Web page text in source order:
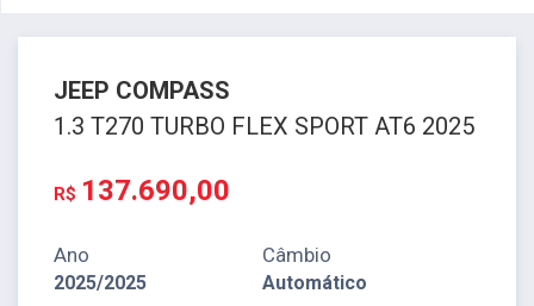
JEEP COMPASS
1.3 T270 TURBO FLEX SPORT AT6 2025
R$ 137.690,00
Ano
2025/2025
Câmbio
Automático